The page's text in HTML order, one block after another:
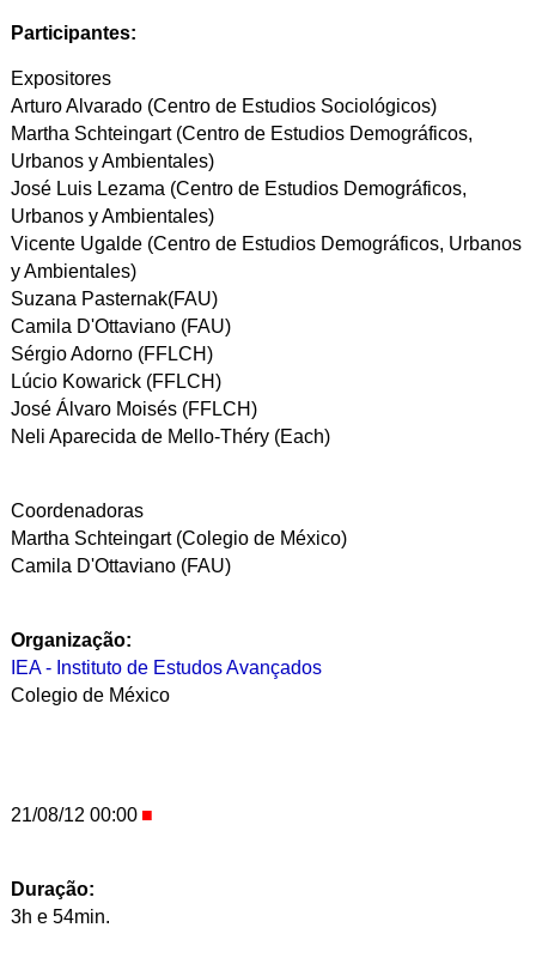
Participantes:
Expositores
Arturo Alvarado (Centro de Estudios Sociológicos)
Martha Schteingart (Centro de Estudios Demográficos,
Urbanos y Ambientales)
José Luis Lezama (Centro de Estudios Demográficos,
Urbanos y Ambientales)
Vicente Ugalde (Centro de Estudios Demográficos, Urbanos
y Ambientales)
Suzana Pasternak(FAU)
Camila D'Ottaviano (FAU)
Sérgio Adorno (FFLCH)
Lúcio Kowarick (FFLCH)
José Álvaro Moisés (FFLCH)
Neli Aparecida de Mello-Théry (Each)
Coordenadoras
Martha Schteingart (Colegio de México)
Camila D'Ottaviano (FAU)
Organização:
IEA - Instituto de Estudos Avançados
Colegio de México
21/08/12 00:00
Duração:
3h e 54min.